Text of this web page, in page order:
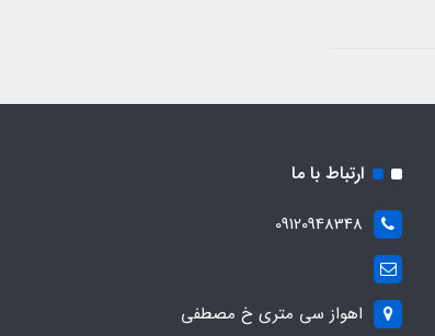
ارتباط با ما
09120948348
اهواز سی متری خ مصطفی